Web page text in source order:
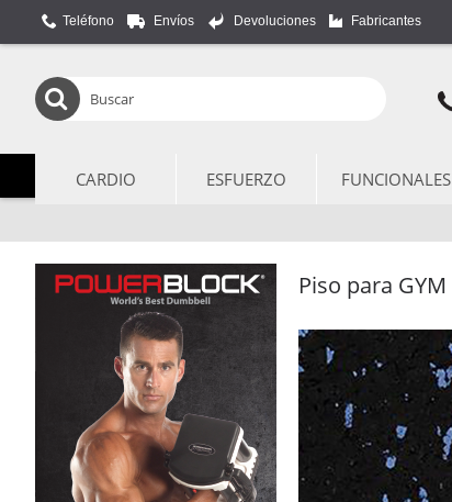
Teléfono Envíos Devoluciones Fabricantes
CARDIO ESFUERZO FUNCIONALES
Piso para GYM